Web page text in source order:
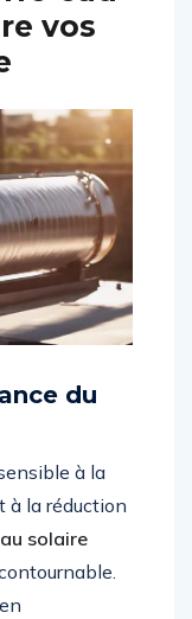
vos
du
à la
à la réduction
solaire